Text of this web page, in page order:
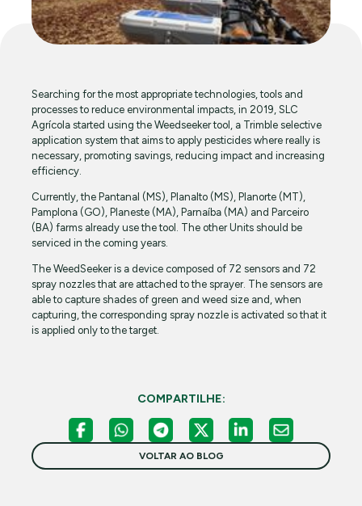
Searching for the most appropriate technologies, tools and
processes to reduce environmental impacts, in 2019, SLC
Agrícola started using the Weedseeker tool, a Trimble selective
application system that aims to apply pesticides where really is
necessary, promoting savings, reducing impact and increasing
efficiency.
Currently, the Pantanal (MS), Planalto (MS), Planorte (MT),
Pamplona (GO), Planeste (MA), Parnaíba (MA) and Parceiro
(BA) farms already use the tool. The other Units should be
serviced in the coming years.
The WeedSeeker is a device composed of 72 sensors and 72
spray nozzles that are attached to the sprayer. The sensors are
able to capture shades of green and weed size and, when
capturing, the corresponding spray nozzle is activated so that it
is applied only to the target.
COMPARTILHE:
VOLTAR AO BLOG